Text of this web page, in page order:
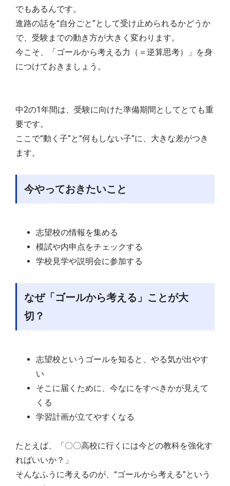
でもあるんです。
進路の話を“自分ごと”として受け止められるかどうか
で、受験までの動き方が大きく変わります。
今こそ、「ゴールから考える力（＝逆算思考）」を身
につけておきましょう。
中2の1年間は、受験に向けた準備期間としてとても重
要です。
ここで“動く子”と“何もしない子”に、大きな差がつき
ます。
今やっておきたいこと
志望校の情報を集める
模試や内申点をチェックする
学校見学や説明会に参加する
なぜ「ゴールから考える」ことが大
切？
志望校というゴールを知ると、やる気が出やす
い
そこに届くために、今なにをすべきかが見えて
くる
学習計画が立てやすくなる
たとえば、「〇〇高校に行くには今どの教科を強化す
ればいいか？」
そんなふうに考えるのが、“ゴールから考える”という